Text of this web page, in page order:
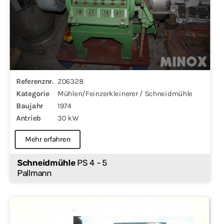
Referenznr. Z06328
Kategorie
Mühlen/Feinzerkleinerer / Schneidmühle
Baujahr
1974
Antrieb
30 kW
Mehr erfahren
SchneidmühlePS 4 - 5
Pallmann